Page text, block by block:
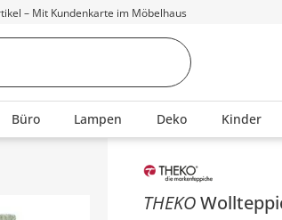
– Mit Kundenkarte im Möbelhaus
Büro Lampen Deko Kinder
Inhalt der Seitenleiste
THEKO